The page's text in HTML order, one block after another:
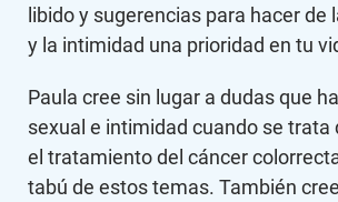
libido y sugerencias para hacer de
y la intimidad una prioridad en tu
Paula cree sin lugar a dudas que
sexual e intimidad cuando se trata
el tratamiento del cáncer
tabú de estos temas. También